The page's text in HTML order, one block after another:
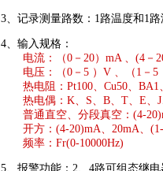
3、记录测量路数：1路温度和1
4、输入规格：
电流：（0－20）mA 、(4－
电压：（0－5 ）V 、（1－5
热电阻：Pt100、Cu50、BA1
热电偶：K、S、B、T、E、J
普通直空、分段真空：(4-
开方：(4-20)mA、20mA、(1-
频率：Fr(0-10000Hz)
5、报警功能：2、4路可组态继